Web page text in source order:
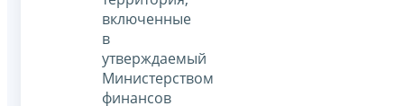
включенные
в
утверждаемый
Министерством
финансов